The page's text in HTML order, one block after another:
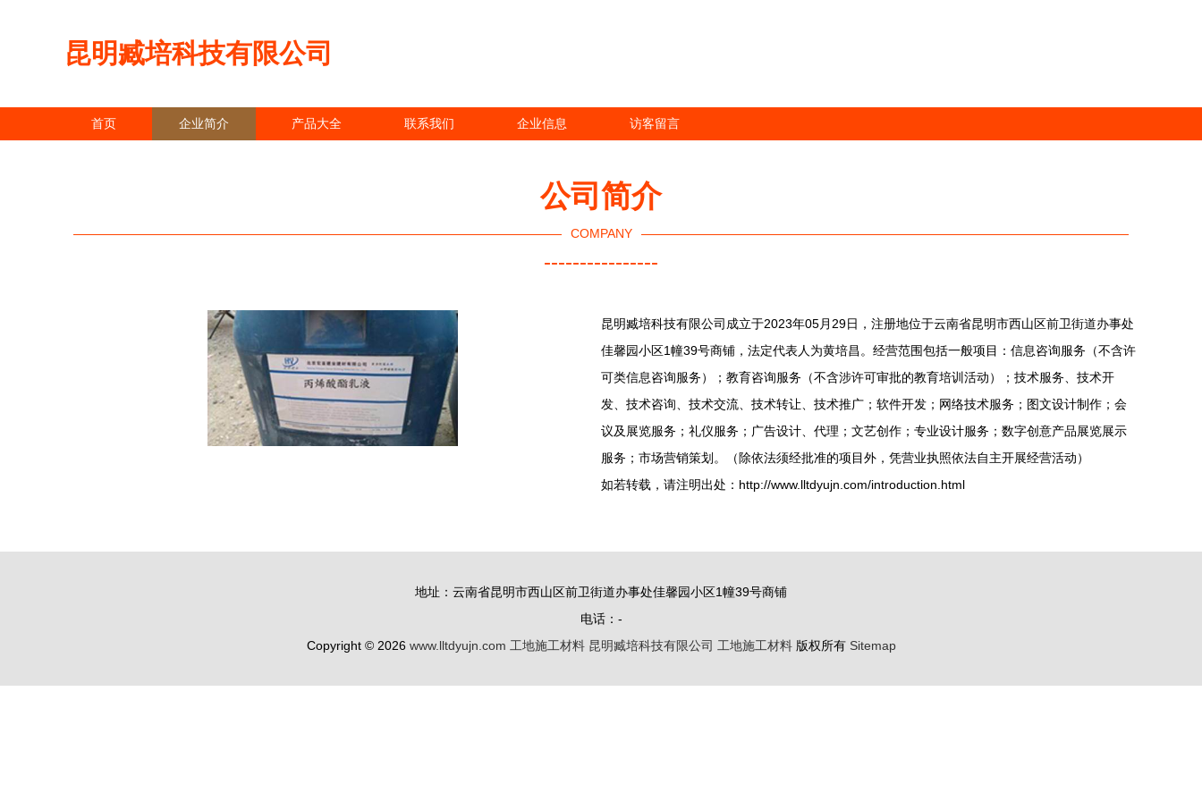
昆明臧培科技有限公司
首页 企业简介 产品大全 联系我们 企业信息 访客留言
公司简介
COMPANY
----------------
昆明臧培科技有限公司成立于2023年05月29日，注册地位于云南省昆明市西山区前卫街道办事处
佳馨园小区1幢39号商铺，法定代表人为黄培昌。经营范围包括一般项目：信息咨询服务（不含许
可类信息咨询服务）；教育咨询服务（不含涉许可审批的教育培训活动）；技术服务、技术开
发、技术咨询、技术交流、技术转让、技术推广；软件开发；网络技术服务；图文设计制作；会
议及展览服务；礼仪服务；广告设计、代理；文艺创作；专业设计服务；数字创意产品展览展示
服务；市场营销策划。（除依法须经批准的项目外，凭营业执照依法自主开展经营活动）
如若转载，请注明出处：http://www.lltdyujn.com/introduction.html
地址：云南省昆明市西山区前卫街道办事处佳馨园小区1幢39号商铺
电话：-
Copyright © 2026 www.lltdyujn.com 工地施工材料 昆明臧培科技有限公司 工地施工材料版权所有 Sitemap